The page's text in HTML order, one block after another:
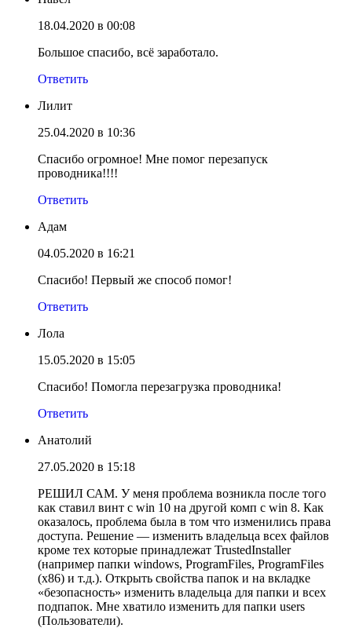
18.04.2020 в 00:08
Большое спасибо, всё заработало.
Ответить
Лилит
25.04.2020 в 10:36
Спасибо огромное! Мне помог перезапуск
проводника!!!!
Ответить
Адам
04.05.2020 в 16:21
Спасибо! Первый же способ помог!
Ответить
Лола
15.05.2020 в 15:05
Спасибо! Помогла перезагрузка проводника!
Ответить
Анатолий
27.05.2020 в 15:18
РЕШИЛ САМ. У меня проблема возникла после того
как ставил винт с win 10 на другой комп с win 8. Как
оказалось, проблема была в том что изменились права
доступа. Решение — изменить владельца всех файлов
кроме тех которые принадлежат TrustedInstaller
(например папки windows, ProgramFiles, ProgramFiles
(x86) и т.д.). Открыть свойства папок и на вкладке
«безопасность» изменить владельца для папки и всех
подпапок. Мне хватило изменить для папки users
(Пользователи).